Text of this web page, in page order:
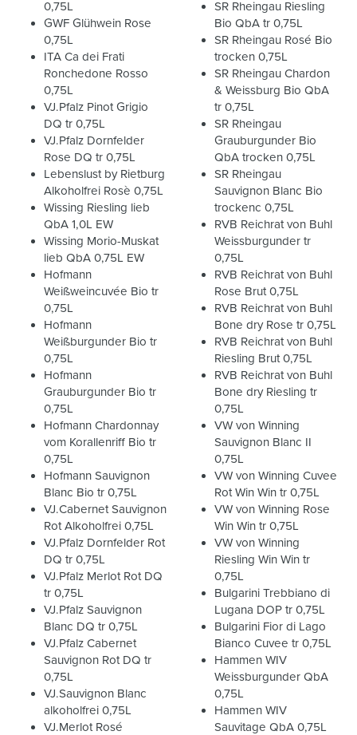
0,75L
GWF Glühwein Rose
0,75L
ITA Ca dei Frati
Ronchedone Rosso
0,75L
VJ.Pfalz Pinot Grigio
DQ tr 0,75L
VJ.Pfalz Dornfelder
Rose DQ tr 0,75L
Lebenslust by Rietburg
Alkoholfrei Rosè 0,75L
Wissing Riesling lieb
QbA 1,0L EW
Wissing Morio-Muskat
lieb QbA 0,75L EW
Hofmann
Weißweincuvée Bio tr
0,75L
Hofmann
Weißburgunder Bio tr
0,75L
Hofmann
Grauburgunder Bio tr
0,75L
Hofmann Chardonnay
vom Korallenriff Bio tr
0,75L
Hofmann Sauvignon
Blanc Bio tr 0,75L
VJ.Cabernet Sauvignon
Rot Alkoholfrei 0,75L
VJ.Pfalz Dornfelder Rot
DQ tr 0,75L
VJ.Pfalz Merlot Rot DQ
tr 0,75L
VJ.Pfalz Sauvignon
Blanc DQ tr 0,75L
VJ.Pfalz Cabernet
Sauvignon Rot DQ tr
0,75L
VJ.Sauvignon Blanc
alkoholfrei 0,75L
VJ.Merlot Rosé
SR Rheingau Riesling
Bio QbA tr 0,75L
SR Rheingau Rosé Bio
trocken 0,75L
SR Rheingau Chardon
& Weissburg Bio QbA
tr 0,75L
SR Rheingau
Grauburgunder Bio
QbA trocken 0,75L
SR Rheingau
Sauvignon Blanc Bio
trockenc 0,75L
RVB Reichrat von Buhl
Weissburgunder tr
0,75L
RVB Reichrat von Buhl
Rose Brut 0,75L
RVB Reichrat von Buhl
Bone dry Rose tr 0,75L
RVB Reichrat von Buhl
Riesling Brut 0,75L
RVB Reichrat von Buhl
Bone dry Riesling tr
0,75L
VW von Winning
Sauvignon Blanc II
0,75L
VW von Winning Cuvee
Rot Win Win tr 0,75L
VW von Winning Rose
Win Win tr 0,75L
VW von Winning
Riesling Win Win tr
0,75L
Bulgarini Trebbiano di
Lugana DOP tr 0,75L
Bulgarini Fior di Lago
Bianco Cuvee tr 0,75L
Hammen WIV
Weissburgunder QbA
0,75L
Hammen WIV
Sauvitage QbA 0,75L